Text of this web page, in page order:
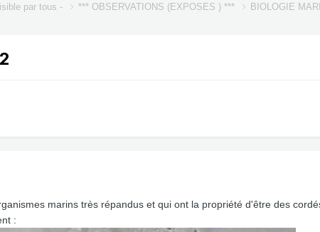
par tous - *** OBSERVATIONS (EXPOSES ) *** BIOLOGIE
marins très répandus et qui ont la propriété d'être des
: